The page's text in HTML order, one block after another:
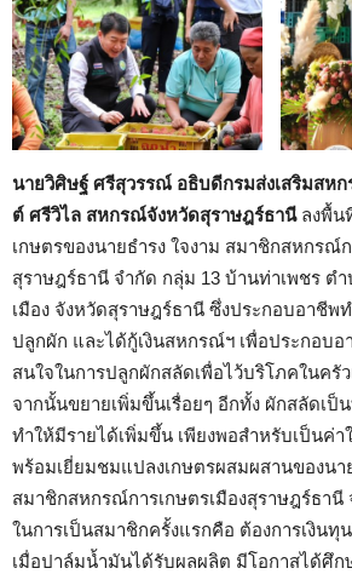
นายวิศิษฐ์ ศรีสุวรรณ์ อธิบดีกรมส่งเสริมสห
ต์ ศรีวิไล สหกรณ์จังหวัดสุราษฎร์ธานี ลงพื้น
เกษตรของนายธำรง ใจงาม สมาชิกสหกรณ์ก
สุราษฎร์ธานี จำกัด กลุ่ม 13 บ้านท่าเพชร ตำ
เมือง จังหวัดสุราษฎร์ธานี ซึ่งประกอบอาชี
ปลูกผัก และได้กู้เงินสหกรณ์ฯ เพื่อประกอบอ
สนใจในการปลูกผักสลัดเพื่อไว้บริโภคในครัว
จากนั้นขยายเพิ่มขึ้นเรื่อยๆ อีกทั้ง ผักสลัดเป็
ทำให้มีรายได้เพิ่มขึ้น เพียงพอสำหรับเป็นค่า
พร้อมเยี่ยมชมแปลงเกษตรผสมผสานของน
สมาชิกสหกรณ์การเกษตรเมืองสุราษฎร์ธานี
ในการเป็นสมาชิกครั้งแรกคือ ต้องการเงิน
เมื่อปาล์มน้ำมันได้รับผลผลิต มีโอกาสได้ศึ